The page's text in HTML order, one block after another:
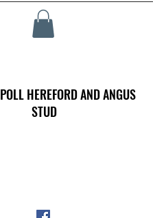
HEREFORD AND ANGUS
STUD